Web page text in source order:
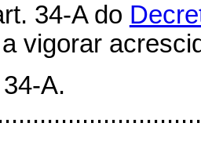
34-A do
vigorar
A.